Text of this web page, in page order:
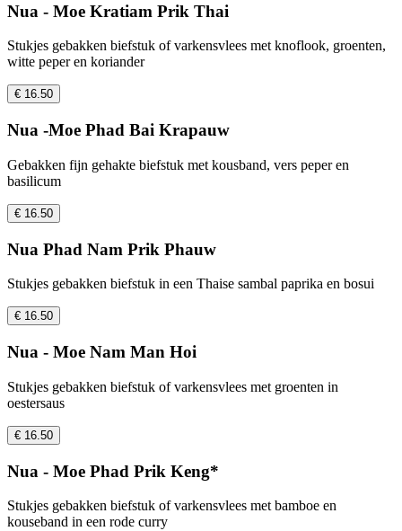
Nua - Moe Kratiam Prik Thai
Stukjes gebakken biefstuk of varkensvlees met knoflook, groenten,
witte peper en koriander
€ 16.50
Nua -Moe Phad Bai Krapauw
Gebakken fijn gehakte biefstuk met kousband, vers peper en
basilicum
€ 16.50
Nua Phad Nam Prik Phauw
Stukjes gebakken biefstuk in een Thaise sambal paprika en bosui
€ 16.50
Nua - Moe Nam Man Hoi
Stukjes gebakken biefstuk of varkensvlees met groenten in
oestersaus
€ 16.50
Nua - Moe Phad Prik Keng*
Stukjes gebakken biefstuk of varkensvlees met bamboe en
kouseband in een rode curry